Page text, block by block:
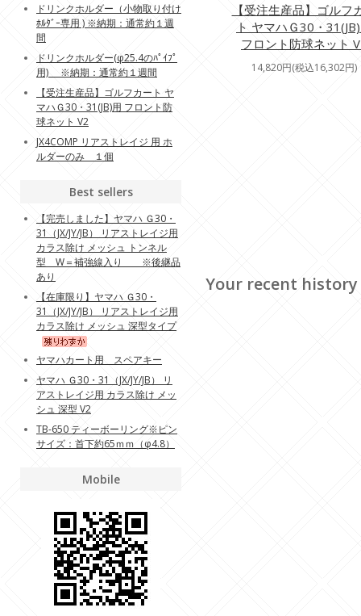
【受注生産品】ゴルフ
ト ヤマハＧ30・
フロント防球ネット
14,820円(税込16,302円)
Your recent history
ドリンクホルダー（小物取り付け
ﾎﾙﾀﾞｰ専用 ) ※納期：通常約１週
間
ドリンクホルダー(φ25.4のﾊﾟｲﾌﾟ
用) ※納期：通常約１週間
【受注生産品】ゴルフカート ヤ
マハＧ30・31(JB)用 フロント防
球ネット V2
JX4COMP リアストレイジ 用 ホ
ルダーのみ １個
Best sellers
【完売しました】ヤマハ Ｇ30・
31（JX/JY/JB） リアストレイジ用
カラス除け メッシュ トンネル
型 W＝補強線入り ※後継品
あり
【在庫限り】ヤマハ Ｇ30・
31（JX/JY/JB） リアストレイジ用
カラス除け メッシュ 深型タイプ
ヤマハカート用 スペアキー
ヤマハ Ｇ30・31（JX/JY/JB） リ
アストレイジ用 カラス除け メッ
シュ 深型 V2
TB-650 ティーボーリング※ピン
サイズ：首下約65ｍｍ（φ4.8）
Mobile